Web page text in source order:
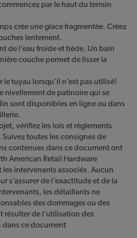
par le haut du terrain
crée une glace fragmentée. Créez
lentement.
de l’eau froide et tiède. Un bain
couche permet de lisser la
le tuyau lorsqu’il n’est pas utilisé!
nivellement de patinoire qui se
sont disponibles en ligne ou dans
vérifiez les lois et règlements
toutes les consignes de
contenues dans ce document ont
American Retail Hardware
les intervenants associés. Aucun
s’assurer de l’exactitude et de la
les détaillants ne
des dommages ou des
résulter de l’utilisation des
ce document